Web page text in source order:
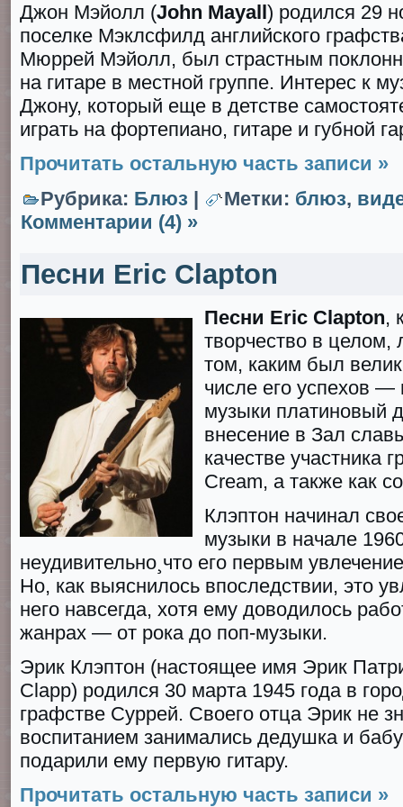
Джон Мэйолл (John Mayall) родился 29
поселке Мэклсфилд английского
Мюррей Мэйолл, был страстным
на гитаре в местной группе. Интерес к
Джону, который еще в детстве
играть на фортепиано, гитаре и губной
Прочитать остальную часть записи »
Рубрика: Блюз | Метки: блюз,
Комментарии (4) »
Песни Eric Clapton
Песни Eric Clapton,
творчество в целом,
том, каким был
числе его успехов —
музыки платиновый
внесение в Зал
качестве участника
Cream, а также как
Клэптон начинал
музыки в начале
неудивительно¸что его первым
Но, как выяснилось впоследствии, это
него навсегда, хотя ему доводилось
жанрах — от рока до поп-музыки.
Эрик Клэптон (настоящее имя Эрик
Clаpp) родился 30 марта 1945 гoда в
графстве Суррей. Своего отца Эрик не
воспитанием занимались дедушка и
подарили ему первую гитару.
Прочитать остальную часть записи »